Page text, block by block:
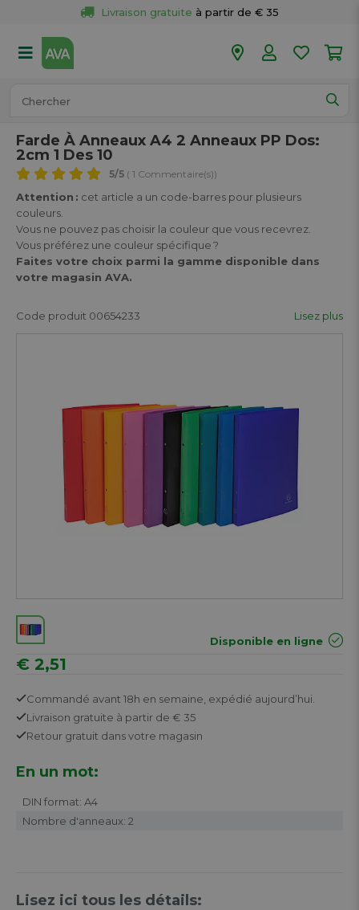
Livraison gratuite à partir de € 35
50 magasins
Farde À Anneaux A4 2 Anneaux PP Dos:
2cm 1 Des 10
5/5 ( 1 Commentaire(s))
Attention : cet article a un code-barres pour plusieurs
couleurs.
Vous ne pouvez pas choisir la couleur que vous recevrez.
Vous préférez une couleur spécifique ?
Faites votre choix parmi la gamme disponible dans
votre magasin AVA.
Code produit 00654233 Lisez plus
Disponible en ligne
€ 2,51
Commandé avant 18h en semaine, expédié aujourd’hui.
Livraison gratuite à partir de € 35
Retour gratuit dans votre magasin
En un mot:
DIN format: A4
Nombre d'anneaux: 2
Lisez ici tous les détails: